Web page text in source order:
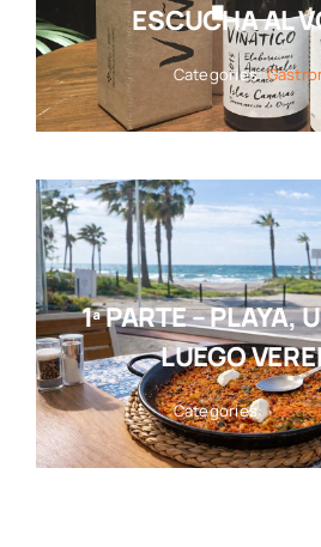
ESCUCHA AL
Categories:
1ª PARTE – PLAYA,
LUEGO
Categories: